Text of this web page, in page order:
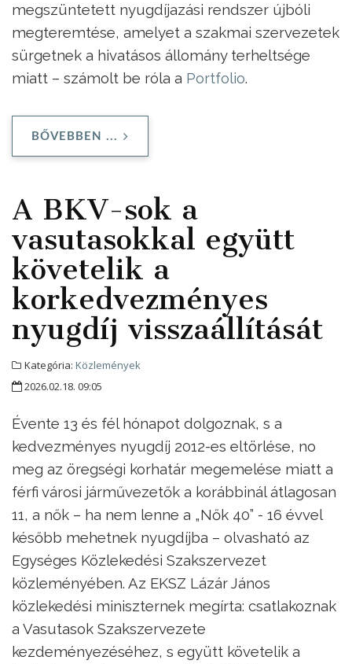
megszüntetett nyugdíjazási rendszer újbóli
megteremtése, amelyet a szakmai szervezetek
sürgetnek a hivatásos állomány terheltsége
miatt – számolt be róla a Portfolio.
BŐVEBBEN ...
A BKV-sok a
vasutasokkal együtt
követelik a
korkedvezményes
nyugdíj visszaállítását
Kategória: Közlemények
2026.02.18. 09:05
Évente 13 és fél hónapot dolgoznak, s a
kedvezményes nyugdíj 2012-es eltörlése, no
meg az öregségi korhatár megemelése miatt a
férfi városi járművezetők a korábbinál átlagosan
11, a nők – ha nem lenne a „Nők 40” - 16 évvel
később mehetnek nyugdíjba – olvasható az
Egységes Közlekedési Szakszervezet
közleményében. Az EKSZ Lázár János
közlekedési miniszternek megírta: csatlakoznak
a Vasutasok Szakszervezete
kezdeményezéséhez, s együtt követelik a